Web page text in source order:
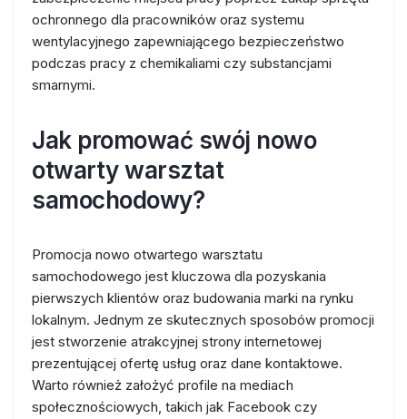
ochronnego dla pracowników oraz systemu
wentylacyjnego zapewniającego bezpieczeństwo
podczas pracy z chemikaliami czy substancjami
smarnymi.
Jak promować swój nowo
otwarty warsztat
samochodowy?
Promocja nowo otwartego warsztatu
samochodowego jest kluczowa dla pozyskania
pierwszych klientów oraz budowania marki na rynku
lokalnym. Jednym ze skutecznych sposobów promocji
jest stworzenie atrakcyjnej strony internetowej
prezentującej ofertę usług oraz dane kontaktowe.
Warto również założyć profile na mediach
społecznościowych, takich jak Facebook czy